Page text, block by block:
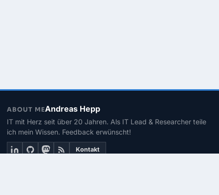
ABOUT MEAndreas Hepp
IT mit Herz seit über 20 Jahren. Als IT Lead & Researcher teile
ich mein Wissen. Feedback erwünscht!
Kontakt